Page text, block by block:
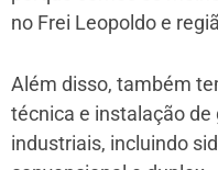
no Frei Leopoldo e
Além disso, também
técnica e instalação
industriais, incluindo